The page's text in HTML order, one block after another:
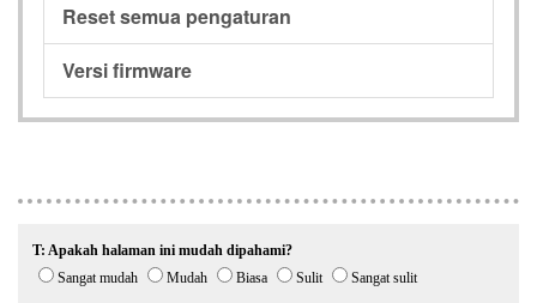
Reset semua pengaturan
Versi firmware